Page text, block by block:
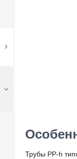
Трубы PP-h